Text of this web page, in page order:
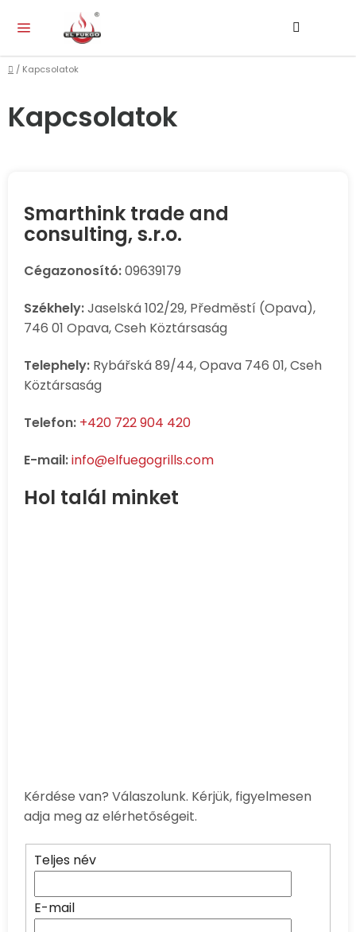
tartalomhoz
Kezdőlap
/ Kapcsolatok
Kapcsolatok
Smarthink trade and
consulting, s.r.o.
Cégazonosító:09639179
Székhely:Jaselská 102/29, Předměstí (Opava),
746 01 Opava, Cseh Köztársaság
Telephely: Rybářská 89/44, Opava 746 01, Cseh
Köztársaság
Telefon: +420 722 904 420
E-mail:info@elfuegogrills.com
Hol talál minket
Kérdése van? Válaszolunk. Kérjük, figyelmesen
adja meg az elérhetőségeit.
Teljes név
E-mail